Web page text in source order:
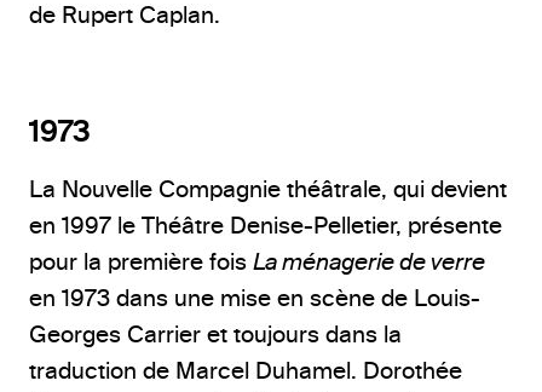
de Rupert Caplan.
1973
La Nouvelle Compagnie théâtrale, qui devient
en 1997 le Théâtre Denise-Pelletier, présente
pour la première fois La ménagerie de verre
en 1973 dans une mise en scène de Louis-
Georges Carrier et toujours dans la
traduction de Marcel Duhamel. Dorothée